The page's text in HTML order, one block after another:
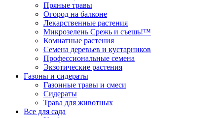
Пряные травы
Огород на балконе
Лекарственные растения
Микрозелень Срежь и съешь!™
Комнатные растения
Семена деревьев и кустарников
Профессиональные семена
Экзотические растения
Газоны и сидераты
Газонные травы и смеси
Сидераты
Трава для животных
Все для сада